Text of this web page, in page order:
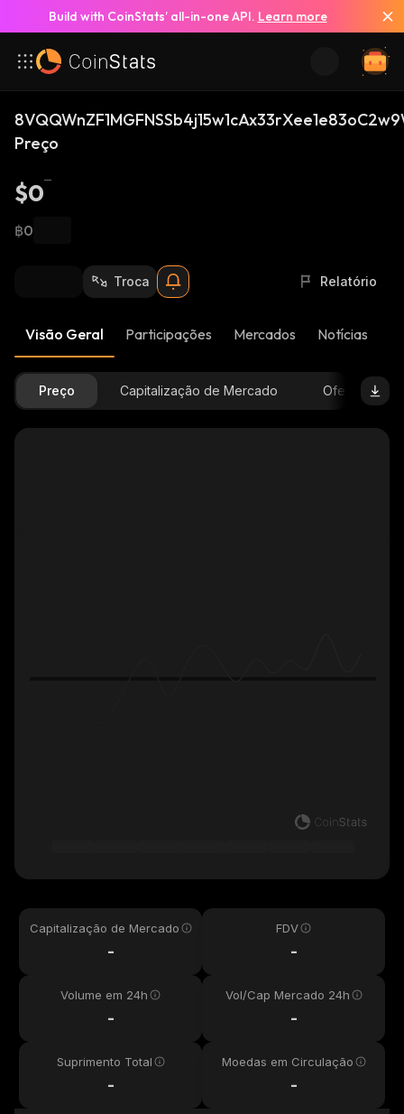
Build with CoinStats’ all-in-one API. Learn more
Preço
$0
฿0
Troca Relatório
Visão Geral Participações Mercados Notícias
Preço Capitalização de Mercado Oferta
Capitalização de Mercado
-
FDV
-
Volume em 24h
-
Vol/Cap Mercado 24h
-
Suprimento Total
-
Moedas em Circulação
-